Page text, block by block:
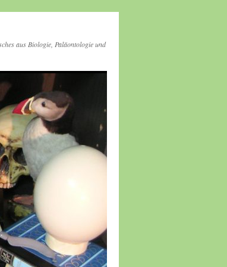
aus Biologie, Paläontologie und